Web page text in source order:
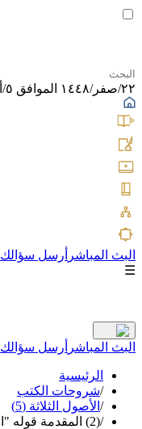
٢٢/صفر/١٤٤٨ الموافق ٥/أغسطس/٢٠٢٦
البث المباشر أرسل سؤالك
☰
البث المباشر أرسل سؤالك
الرئيسية
/شروحات الكتب
/ الأصول الثلاثة (5)
/(2) المقدمة قوله "اعلم رحمك الله أنه يجب على كل مسلم ومسلمة تعلم هذه الثلاث مسائل والعمل بهن"